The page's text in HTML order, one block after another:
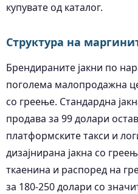
купувате од каталог.
Структура на
Брендираните јакни по
поголема малопродажна
со греење. Стандардна
продава за 99 долари
платформските такси и
дизајнирана јакна со
ткаенина и распоред на
за 180-250 долари со